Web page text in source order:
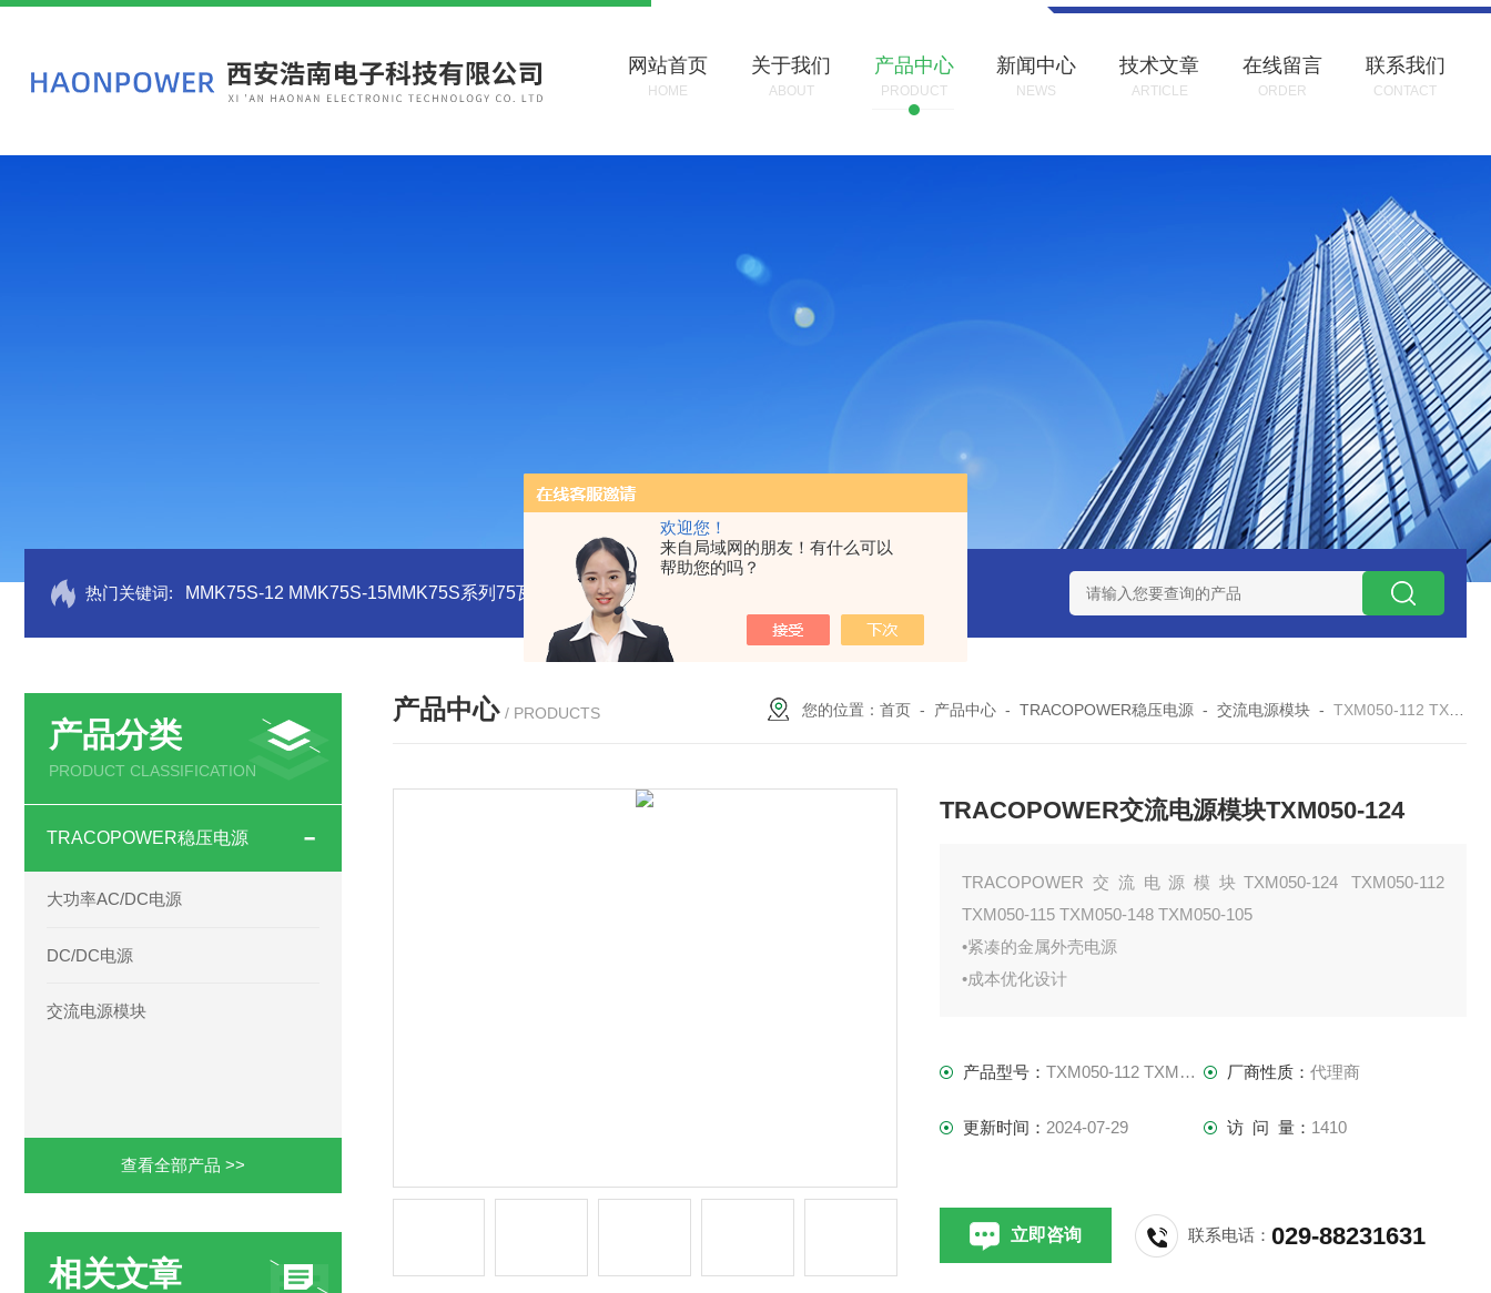
欢迎您！
来自局域网的朋友！有什么可以
帮助您的吗？
网站首页
HOME
关于我们
ABOUT
产品中心
PRODUCT
新闻中心
NEWS
技术文章
ARTICLE
在线留言
ORDER
联系我们
CONTACT
热门关键词: MMK75S-12 MMK75S-15MMK75S系列75瓦稳压电源MMK75S-24 MMK150S-15 MMK150S-5150W系列开关电源MMK150S-24 MMK150S-12 MMK320S-12
产品分类
PRODUCT CLASSIFICATION
TRACOPOWER稳压电源
大功率AC/DC电源
DC/DC电源
交流电源模块
查看全部产品 >>
相关文章
产品中心 / PRODUCTS 您的位置：首页 - 产品中心 -TRACOPOWER稳压电源 -交流电源模块 -TXM050-112 TXM050-105TRACOPOWER交流电源模块TXM050-124
TRACOPOWER交流电源模块TXM050-124
TRACOPOWER交流电源模块TXM050-124 TXM050-112
TXM050-115 TXM050-148 TXM050-105
•紧凑的金属外壳电源
•成本优化设计
•螺钉端子块
产品型号：TXM050-112 TXM050-105 厂商性质： 代理商
更新时间： 2024-07-29 访 问 量： 1410
立即咨询 联系电话：029-88231631